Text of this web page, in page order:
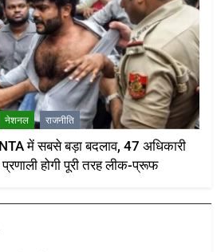
नेशनल राजनीति
में सबसे बड़ा बदलाव, 47 अधिकारी
प्रणाली होगी पूरी तरह लीक-प्रूफ